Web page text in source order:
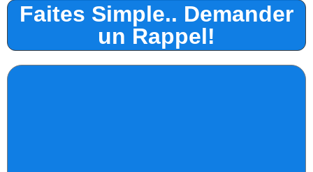
Faites Simple.. Demander
un Rappel!